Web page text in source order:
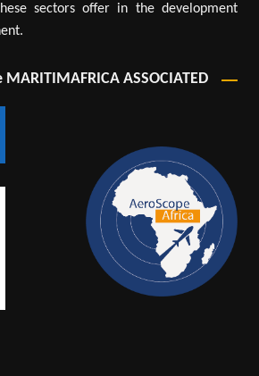
sectors offer in the development
ASSOCIATED